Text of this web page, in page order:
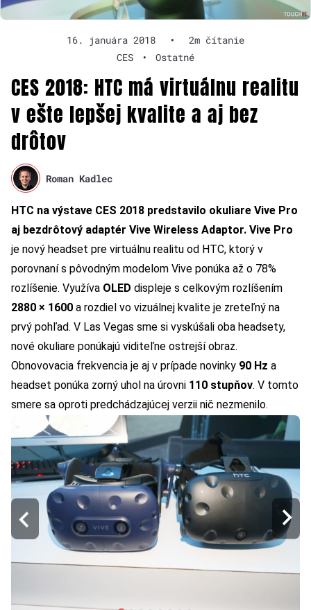
16. januára 2018 •
2m čítanie
CES
• Ostatné
CES 2018: HTC má virtuálnu realitu
v ešte lepšej kvalite a aj bez
drôtov
Roman Kadlec
HTC na výstave CES 2018 predstavilo okuliare Vive Pro
aj bezdrôtový adaptér Vive Wireless Adaptor. Vive Pro
je nový headset pre virtuálnu realitu od HTC, ktorý v
porovnaní s pôvodným modelom Vive ponúka až o 78%
rozlíšenie. Využíva OLED displeje s celkovým rozlíšením
2880 × 1600 a rozdiel vo vizuálnej kvalite je zreteľný na
prvý pohľad. V Las Vegas sme si vyskúšali oba headsety,
nové okuliare ponúkajú viditeľne ostrejší obraz.
Obnovovacia frekvencia je aj v prípade novinky 90 Hz a
headset ponúka zorný uhol na úrovni 110 stupňov. V tomto
smere sa oproti predchádzajúcej verzii nič nezmenilo.